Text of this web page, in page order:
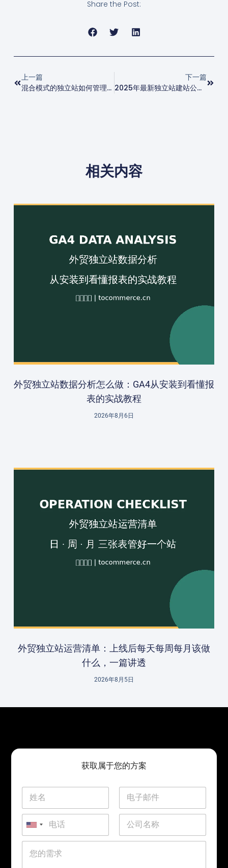
Share the Post:
上一篇
混合模式的独立站如何管理无货源和品牌两种业务？
下一篇
2025年最新独立站建站公司推荐
相关内容
外贸独立站数据分析怎么做：GA4从安装到看懂报
表的实战教程
2026年8月6日
外贸独立站运营清单：上线后每天每周每月该做
什么，一篇讲透
2026年8月5日
获取属于您的方案